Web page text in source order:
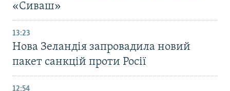
«Сиваш»
13:23
Нова Зеландія запровадила новий
пакет санкцій проти Росії
12:54